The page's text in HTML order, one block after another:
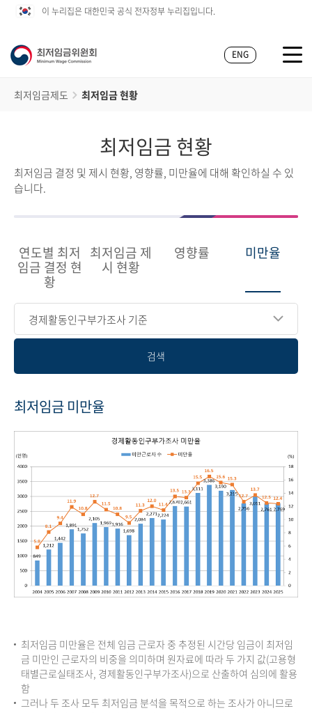
이 누리집은 대한민국 공식 전자정부 누리집입니다.
ENG
최저임금제도 최저임금 현황
최저임금 현황
최저임금 결정 및 제시 현황, 영향률, 미만율에 대해 확인하실 수 있
습니다.
연도별 최저
임금 결정 현
황
최저임금 제
시 현황
영향률 미만율
경제활동인구부가조사 기준
검색
최저임금 미만율
최저임금 미만율은 전체 임금 근로자 중 추정된 시간당 임금이 최저임
금 미만인 근로자의 비중을 의미하며 원자료에 따라 두 가지 값(고용형
태별근로실태조사, 경제활동인구부가조사)으로 산출하여 심의에 활용
함
그러나 두 조사 모두 최저임금 분석을 목적으로 하는 조사가 아니므로